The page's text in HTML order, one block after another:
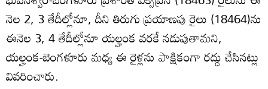
నెల 2, 3 తేదీల్లోనూ, దీని తిరుగు ప్రయాణపు రైలు (18464)ను
ఈనెల 3, 4 తేదీల్లోనూ యల్హంక వరకే నడుపుతామని,
యల్హంక-బెంగళూరు మధ్య ఈ రైళ్లను పాక్షికంగా రద్దు చేసినట్లు
వివరించారు.